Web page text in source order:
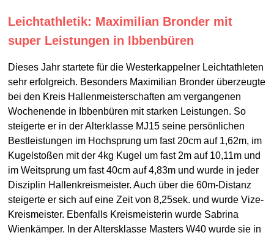
Leichtathletik: Maximilian Bronder mit
super Leistungen in Ibbenbüren
Dieses Jahr startete für die Westerkappelner Leichtathleten
sehr erfolgreich. Besonders Maximilian Bronder überzeugte
bei den Kreis Hallenmeisterschaften am vergangenen
Wochenende in Ibbenbüren mit starken Leistungen. So
steigerte er in der Alterklasse MJ15 seine persönlichen
Bestleistungen im Hochsprung um fast 20cm auf 1,62m, im
Kugelstoßen mit der 4kg Kugel um fast 2m auf 10,11m und
im Weitsprung um fast 40cm auf 4,83m und wurde in jeder
Disziplin Hallenkreismeister. Auch über die 60m-Distanz
steigerte er sich auf eine Zeit von 8,25sek. und wurde Vize-
Kreismeister. Ebenfalls Kreismeisterin wurde Sabrina
Wienkämper. In der Altersklasse Masters W40 wurde sie in